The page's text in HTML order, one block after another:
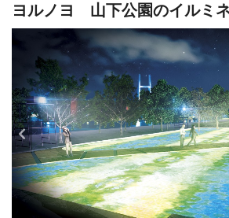
ヨルノヨ 山下公園のイルミ